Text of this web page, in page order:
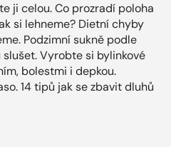
ji celou. Co prozradí poloha
si lehneme? Dietní chyby
Podzimní sukně podle
Vyrobte si bylinkové
bolestmi i depkou.
14 tipů jak se zbavit dluhů